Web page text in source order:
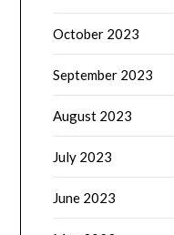
October 2023
September 2023
August 2023
July 2023
June 2023